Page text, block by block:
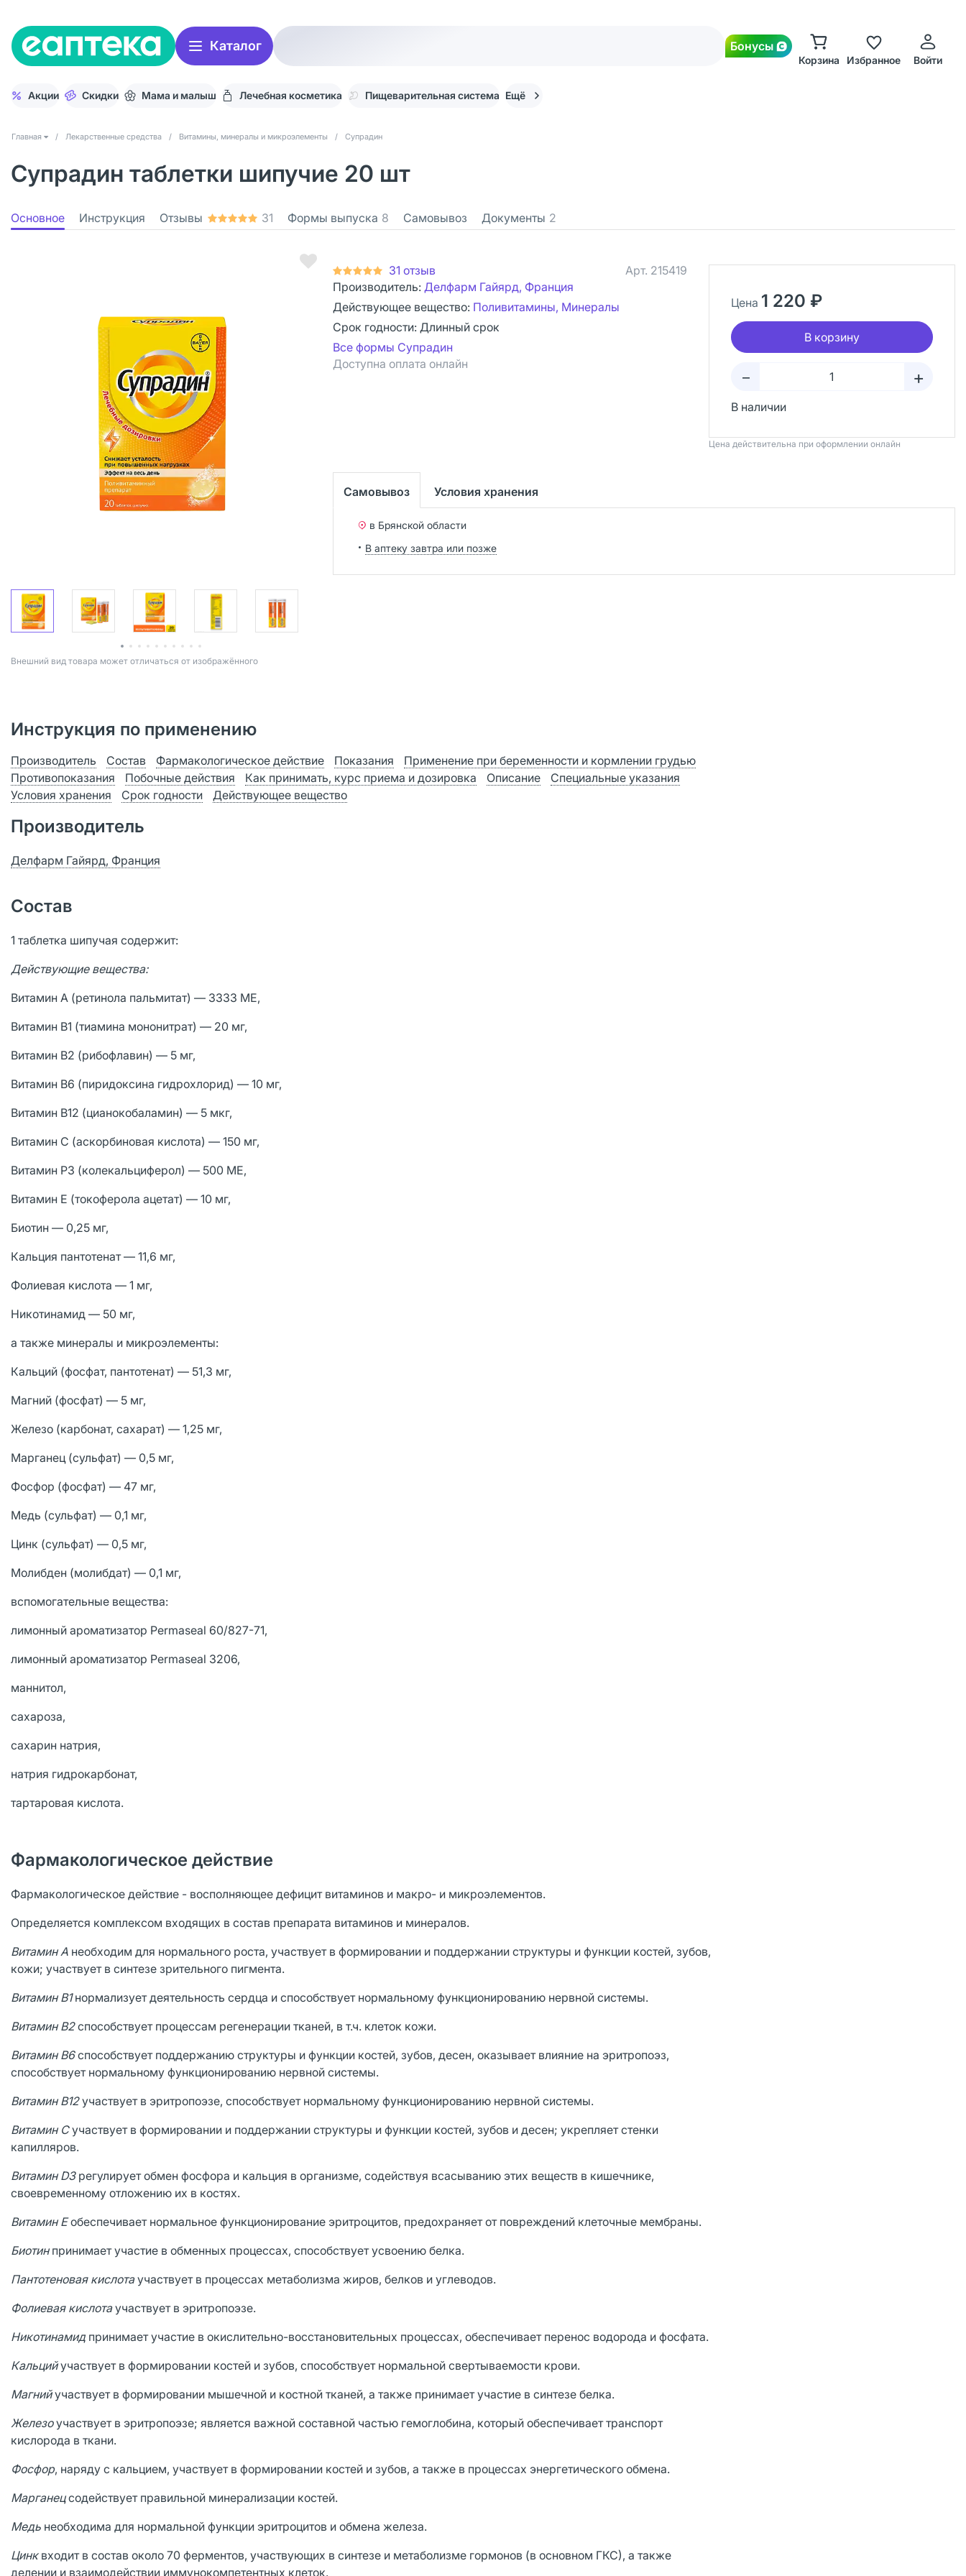
Каталог Бонусы
Корзина Избранное Войти
Акции Скидки Мама и малыш Лечебная косметика Пищеварительная система Ещё
Главная / Лекарственные средства / Витамины, минералы и микроэлементы / Супрадин
Супрадин таблетки шипучие 20 шт
Основное Инструкция Отзывы 31 Формы выпуска 8 Самовывоз Документы 2
Bнешний вид товара может отличаться от изображённого
31 отзыв Арт. 215419
Производитель: Делфарм Гайярд, Франция
Действующее вещество: Поливитамины, Минералы
Срок годности: Длинный срок
Все формы Супрадин
Доступна оплата онлайн
Цена 1 220 ₽
В корзину
– +
В наличии
Цена действительна при оформлении онлайн
Самовывоз Условия хранения
в Брянской области
В аптеку завтра или позже
Инструкция по применению
Производитель Состав Фармакологическое действие Показания
Применение при беременности и кормлении грудью
Противопоказания
Побочные действия Как принимать, курс приема и дозировка Описание
Специальные указания
Условия хранения
Срок годности Действующее вещество
Производитель
Делфарм Гайярд, Франция
Состав
1 таблетка шипучая содержит:
Действующие вещества:
Витамин А (ретинола пальмитат) — 3333 МЕ,
Витамин B1 (тиамина мононитрат) — 20 мг,
Витамин B2 (рибофлавин) — 5 мг,
Витамин B6 (пиридоксина гидрохлорид) — 10 мг,
Витамин B12 (цианокобаламин) — 5 мкг,
Витамин C (аскорбиновая кислота) — 150 мг,
Витамин РЗ (колекальциферол) — 500 МЕ,
Витамин E (токоферола ацетат) — 10 мг,
Биотин — 0,25 мг,
Кальция пантотенат — 11,6 мг,
Фолиевая кислота — 1 мг,
Никотинамид — 50 мг,
а также минералы и микроэлементы:
Кальций (фосфат, пантотенат) — 51,3 мг,
Магний (фосфат) — 5 мг,
Железо (карбонат, сахарат) — 1,25 мг,
Марганец (сульфат) — 0,5 мг,
Фосфор (фосфат) — 47 мг,
Медь (сульфат) — 0,1 мг,
Цинк (сульфат) — 0,5 мг,
Молибден (молибдат) — 0,1 мг,
вспомогательные вещества:
лимонный ароматизатор Permaseal 60/827-71,
лимонный ароматизатор Permaseal 3206,
маннитол,
сахароза,
сахарин натрия,
натрия гидрокарбонат,
тартаровая кислота.
Фармакологическое действие
Фармакологическое действие - восполняющее дефицит витаминов и макро- и микроэлементов.
Определяется комплексом входящих в состав препарата витаминов и минералов.
Витамин А необходим для нормального роста, участвует в формировании и поддержании структуры и функции костей, зубов,
кожи; участвует в синтезе зрительного пигмента.
Витамин В1нормализует деятельность сердца и способствует нормальному функционированию нервной системы.
Витамин В2способствует процессам регенерации тканей, в т.ч. клеток кожи.
Витамин В6способствует поддержанию структуры и функции костей, зубов, десен, оказывает влияние на эритропоэз,
способствует нормальному функционированию нервной системы.
Витамин В12участвует в эритропоэзе, способствует нормальному функционированию нервной системы.
Витамин Сучаствует в формировании и поддержании структуры и функции костей, зубов и десен; укрепляет стенки
капилляров.
Витамин D3 регулирует обмен фосфора и кальция в организме, содействуя всасыванию этих веществ в кишечнике,
своевременному отложению их в костях.
Витамин Еобеспечивает нормальное функционирование эритроцитов, предохраняет от повреждений клеточные мембраны.
Биотинпринимает участие в обменных процессах, способствует усвоению белка.
Пантотеновая кислотаучаствует в процессах метаболизма жиров, белков и углеводов.
Фолиевая кислотаучаствует в эритропоэзе.
Никотинамидпринимает участие в окислительно-восстановительных процессах, обеспечивает перенос водорода и фосфата.
Кальцийучаствует в формировании костей и зубов, способствует нормальной свертываемости крови.
Магнийучаствует в формировании мышечной и костной тканей, а также принимает участие в синтезе белка.
Железоучаствует в эритропоэзе; является важной составной частью гемоглобина, который обеспечивает транспорт
кислорода в ткани.
Фосфор, наряду с кальцием, участвует в формировании костей и зубов, а также в процессах энергетического обмена.
Марганецсодействует правильной минерализации костей.
Медь необходима для нормальной функции эритроцитов и обмена железа.
Цинквходит в состав около 70 ферментов, участвующих в синтезе и метаболизме гормонов (в основном ГКС), а также
делении и взаимодействии иммунокомпетентных клеток.